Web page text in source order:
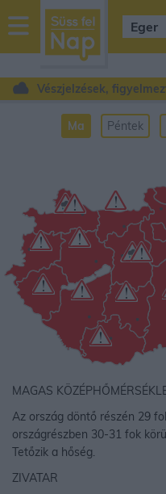
sussfelnap.hu
időjárás
Vészjelzések,
Ma Péntek
MAGAS
Az ország döntő részén 29
országrészben 30-31 fok
Tetőzik a hőség.
ZIVATAR